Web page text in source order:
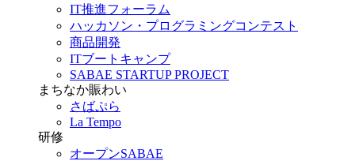
IT推進フォーラム
ハッカソン・プログラミングコンテスト
商品開発
ITブートキャンプ
SABAE STARTUP PROJECT
まちなか賑わい
さばぷら
La Tempo
研修
オープンSABAE